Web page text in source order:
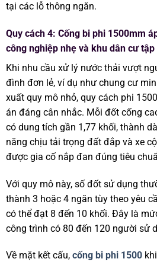
tại các lỗ thông ngăn.
Quy cách 4: Cống bi phi 1500mm
công nghiệp nhẹ và khu dân cư
Khi nhu cầu xử lý nước thải vượt
đình đơn lẻ, ví dụ như chung cư
xuất quy mô nhỏ, quy cách phi
án đáng cân nhắc. Mỗi đốt cống
có dung tích gần 1,77 khối, thành
năng chịu tải trọng đất đắp và xe
được gia cố nắp đan đúng tiêu
Với quy mô này, số đốt sử dụng
thành 3 hoặc 4 ngăn tùy theo yêu
có thể đạt 8 đến 10 khối. Đây là
công trình có 80 đến 120 người sử
Về mặt kết cấu, cống bi phi 1500khi